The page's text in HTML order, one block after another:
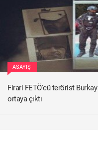
ASAYIŞ
Firari FETÖ'cü terörist
ortaya çıktı